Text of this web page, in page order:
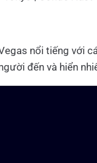
nổi tiếng với
đến và hiển